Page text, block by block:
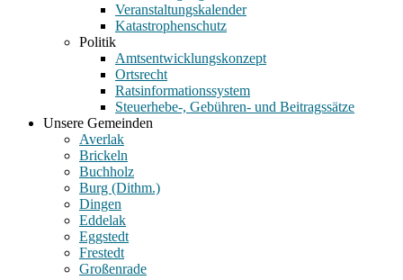
Veranstaltungskalender
Katastrophenschutz
Politik
Amtsentwicklungskonzept
Ortsrecht
Ratsinformationssystem
Steuerhebe-, Gebühren- und Beitragssätze
Unsere Gemeinden
Averlak
Brickeln
Buchholz
Burg (Dithm.)
Dingen
Eddelak
Eggstedt
Frestedt
Großenrade